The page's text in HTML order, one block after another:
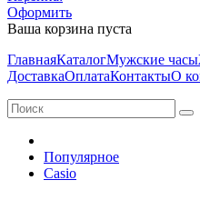
Оформить
Ваша корзина пуста
ГлавнаяКаталогМужские часы
ДоставкаОплатаКонтактыО
Популярное
Casio